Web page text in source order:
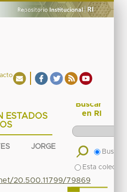
ESTADOS
JORGE
20.500.11799/79869
Buscar
en RI
Buscar
Esta